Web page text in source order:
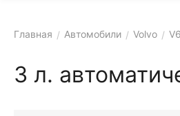
3 л.
Главная / Автомобили / Volvo /